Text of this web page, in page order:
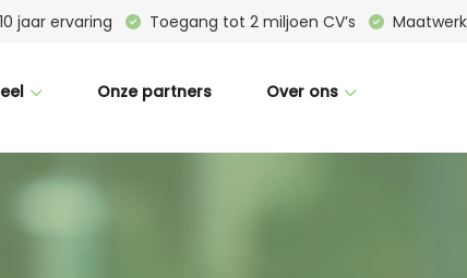
jaar ervaring Toegang tot 2 miljoen CV’s
Onze partners Over ons
Wie zijn wij